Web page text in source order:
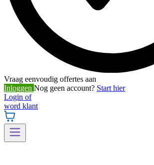
Vraag eenvoudig offertes aan
Inloggen Nog geen account? Start hier
Login of
word klant